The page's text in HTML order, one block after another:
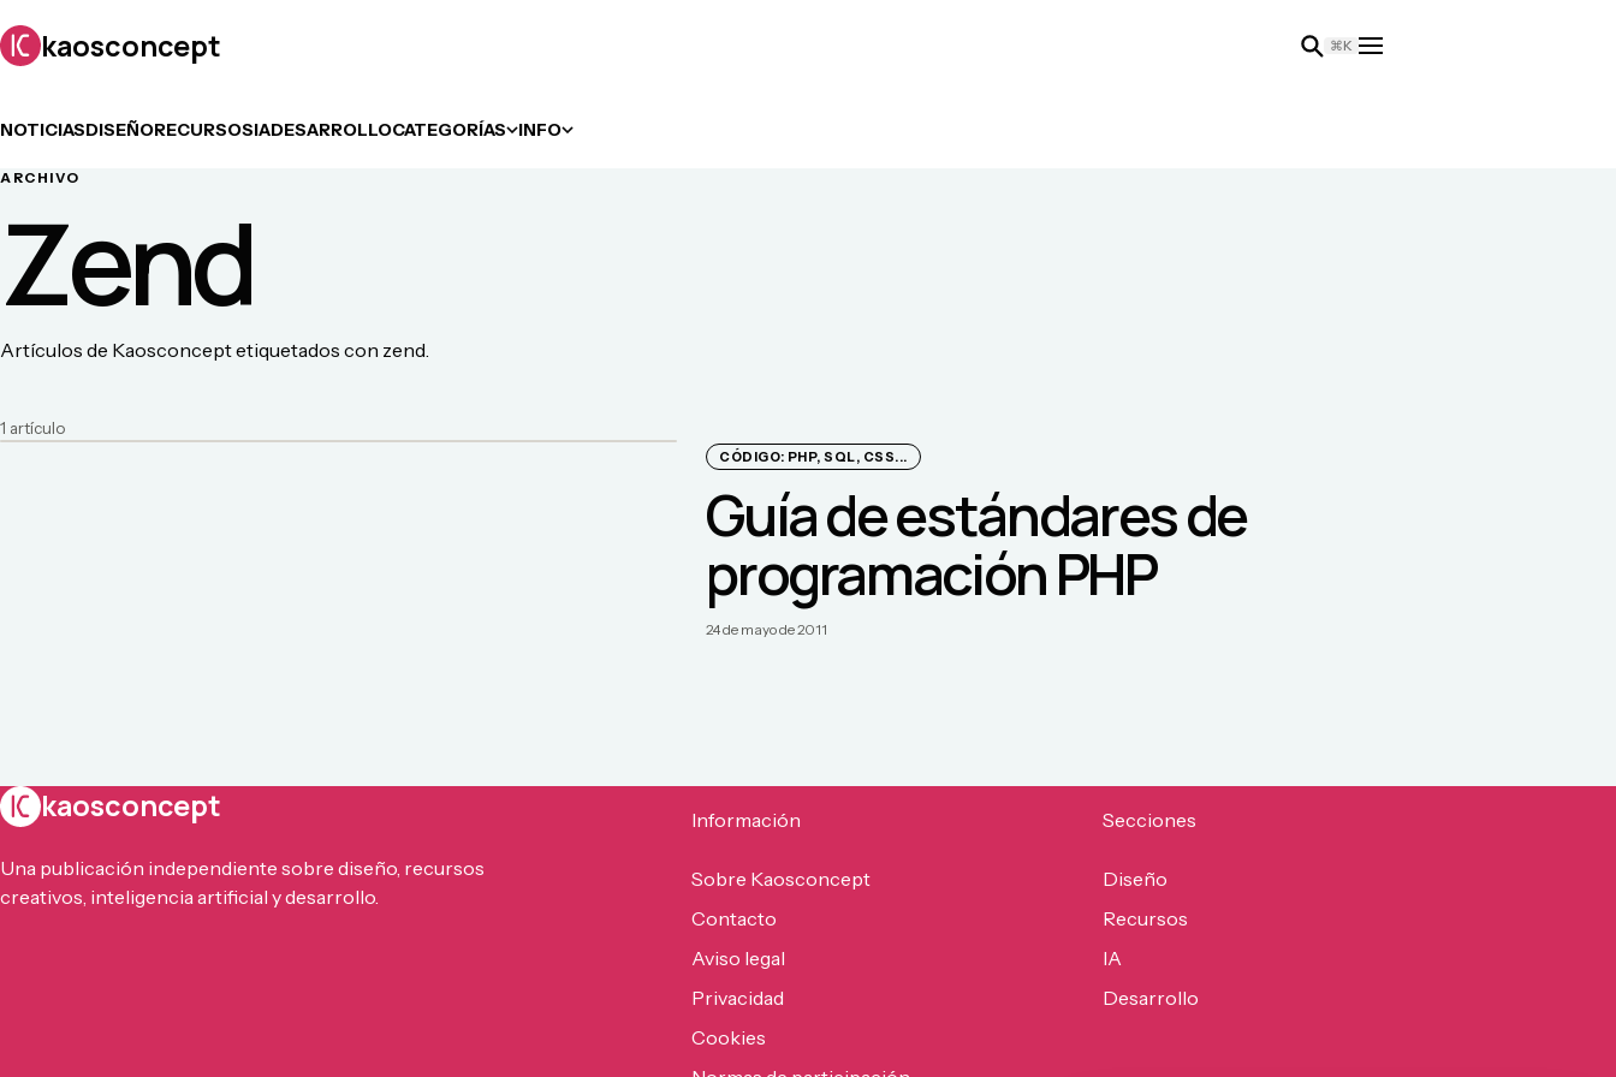
kaosconcept ⌘K
NOTICIASDISEÑORECURSOSIADESARROLLOCATEGORÍAS INFO
ARCHIVO
Zend
Artículos de Kaosconcept etiquetados con zend.
1 artículo
CÓDIGO: PHP, SQL, CSS...
Guía de estándares de
programación PHP
24 de mayo de 2011
kaosconcept
Una publicación independiente sobre diseño, recursos
creativos, inteligencia artificial y desarrollo.
Información
Sobre Kaosconcept
Contacto
Aviso legal
Privacidad
Cookies
Secciones
Diseño
Recursos
IA
Desarrollo